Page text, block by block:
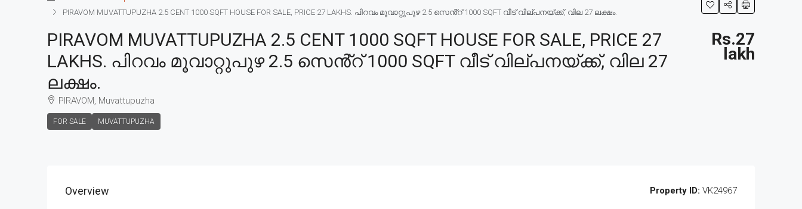
PIRAVOM MUVATTUPUZHA 2.5 CENT 1000 SQFT HOUSE FOR SALE, PRICE 27 LAKHS. പിറവം മൂവാറ്റുപുഴ 2.5 സെൻ്റ് 1000 SQFT വീട് വില്പനയ്ക്ക്, വില 27 ലക്ഷം.
PIRAVOM MUVATTUPUZHA 2.5 CENT 1000 SQFT HOUSE FOR SALE, PRICE 27
LAKHS. പിറവം മൂവാറ്റുപുഴ 2.5 സെൻ്റ് 1000 SQFT വീട് വില്പനയ്ക്ക്, വില 27
ലക്ഷം.
PIRAVOM, Muvattupuzha
FOR SALE MUVATTUPUZHA
Rs.27
lakh
Overview Property ID: VK24967